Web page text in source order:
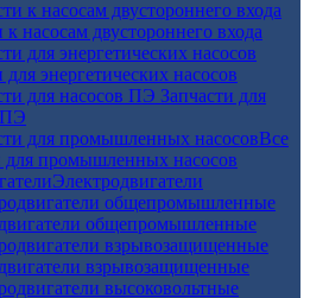
к насосам двустороннего входа
для энергетических насосов
Запчасти для
ПЭ
Все
для промышленных насосов
Электродвигатели
общепромышленные
взрывозащищенные